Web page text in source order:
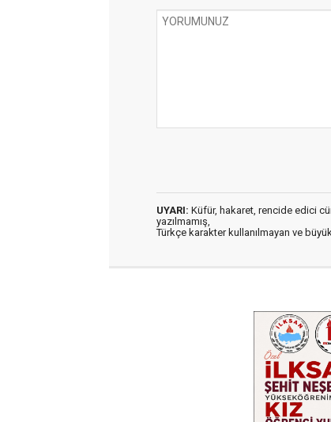
UYARI: Küfür, hakaret, rencide edici
yazılmamış,
Türkçe karakter kullanılmayan ve